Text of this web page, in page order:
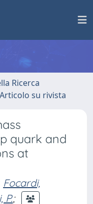
Ricerca
su rivista
quark and
at
Focardi,
P.;